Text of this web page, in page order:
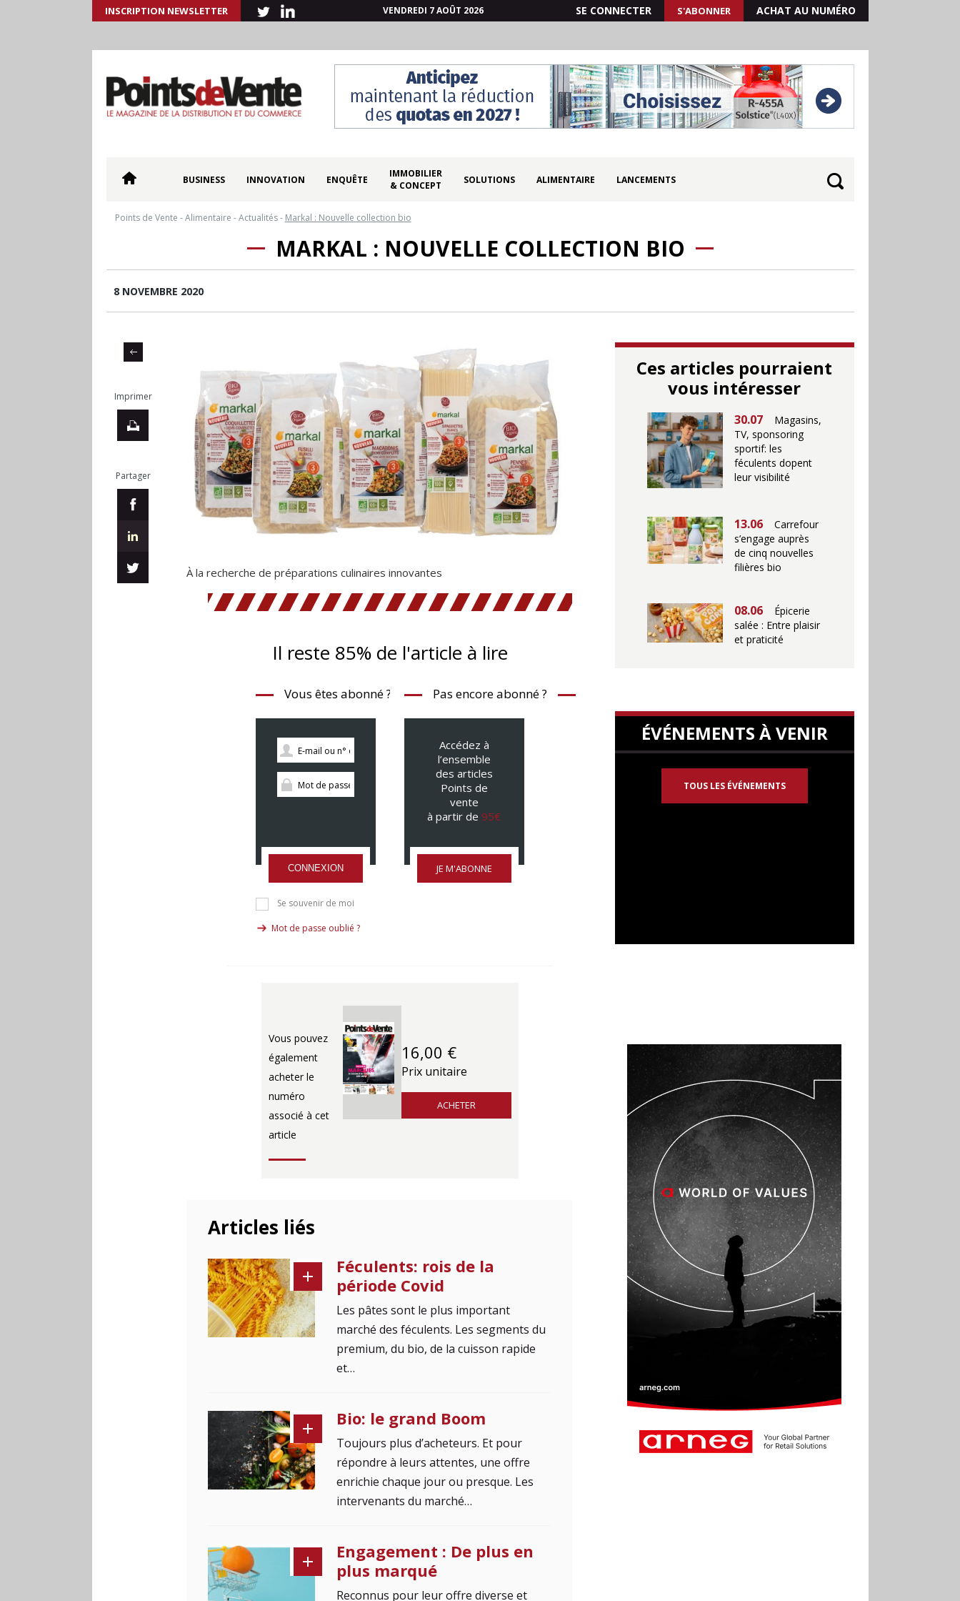
INSCRIPTION NEWSLETTER VENDREDI 7 AOÛT 2026 SE CONNECTER S'ABONNER ACHAT AU NUMÉRO
BUSINESS INNOVATION ENQUÊTE
IMMOBILIER
& CONCEPT
SOLUTIONS ALIMENTAIRE LANCEMENTS
Points de Vente -Alimentaire -Actualités- Markal : Nouvelle collection bio
MARKAL : NOUVELLE COLLECTION BIO
8 NOVEMBRE 2020
Imprimer
Partager
À la recherche de préparations culinaires innovantes
Il reste 85% de l'article à lire
Vous êtes abonné ?
CONNEXION
Se souvenir de moi
Mot de passe oublié ?
Pas encore abonné ?
Accédez à
l’ensemble
des articles
Points de
vente
à partir de 95€
JE M'ABONNE
Vous pouvez
également
acheter le
numéro
associé à cet
article
16,00 €
Prix unitaire
ACHETER
Articles liés
Féculents: rois de la
période Covid
Les pâtes sont le plus important
marché des féculents. Les segments du
premium, du bio, de la cuisson rapide
et…
Bio: le grand Boom
Toujours plus d’acheteurs. Et pour
répondre à leurs attentes, une offre
enrichie chaque jour ou presque. Les
intervenants du marché…
Engagement : De plus en
plus marqué
Reconnus pour leur offre diverse et
Ces articles pourraient
vous intéresser
30.07
Magasins,
TV, sponsoring
sportif: les
féculents dopent
leur visibilité
13.06
Carrefour
s’engage auprès
de cinq nouvelles
filières bio
08.06
Épicerie
salée : Entre plaisir
et praticité
ÉVÉNEMENTS À VENIR
TOUS LES ÉVÉNEMENTS